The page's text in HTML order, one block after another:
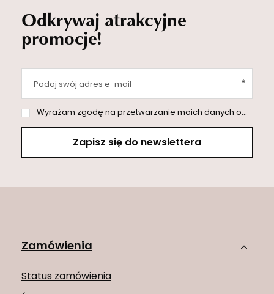
Odkrywaj atrakcyjne
promocje!
Podaj swój adres e-mail
Wyrażam zgodę na przetwarzanie moich danych osobowych (adres e-mail) na potrzeby wysyłki newslettera z informacją handlową (marketing). Więcej w
Zapisz się do newslettera
Zamówienia
Status zamówienia